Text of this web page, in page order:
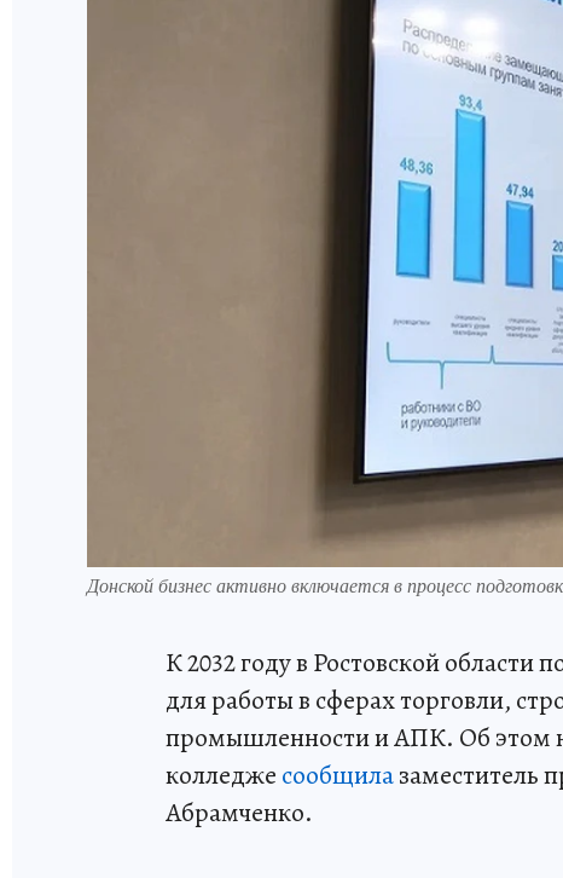
Донской бизнес активно включается в процесс
К 2032 году в Ростовской области
для работы в сферах торговли,
промышленности и АПК. Об этом
колледже сообщилазаместитель
Абрамченко.